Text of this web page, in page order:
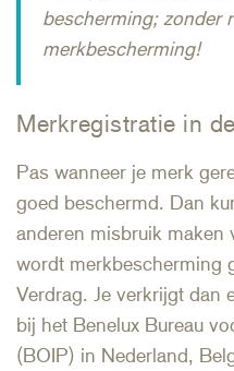
bescherming; zonder
merkbescherming!
Merkregistratie in
Pas wanneer je merk
goed beschermd. Dan
anderen misbruik maken
wordt merkbescherming
Verdrag. Je verkrijgt dan
bij het Benelux Bureau
(BOIP) in Nederland,